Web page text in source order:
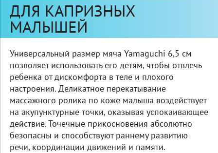
ДЛЯ КАПРИЗНЫХ
МАЛЫШЕЙ
Универсальный размер мяча Yamaguchi 6,5 см
позволяет использовать его детям, чтобы отвлечь
ребенка от дискомфорта в теле и плохого
настроения. Деликатное перекатывание
массажного ролика по коже малыша воздействует
на акупунктурные точки, оказывая успокаивающее
действие. Точечные прикосновения абсолютно
безопасны и способствуют раннему развитию
речи, координации движений и памяти.